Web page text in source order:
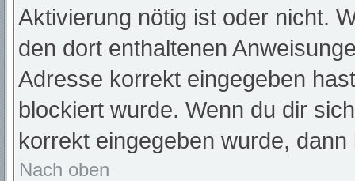
Aktivierung nötig ist oder nicht.
den dort enthaltenen
Adresse korrekt eingegeben
blockiert wurde. Wenn du dir
korrekt eingegeben wurde,
Nach oben